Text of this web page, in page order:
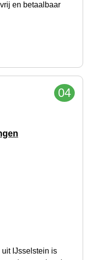
en betaalbaar
04
IJsselstein is